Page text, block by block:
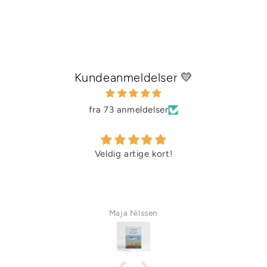
Kundeanmeldelser 💛
fra 73 anmeldelser
Veldig artige kort!
Maja Nilssen